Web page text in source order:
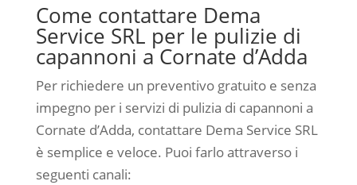
Come contattare Dema
Service SRL per le pulizie di
capannoni a Cornate d’Adda
Per richiedere un preventivo gratuito e senza
impegno per i servizi di pulizia di capannoni a
Cornate d’Adda, contattare Dema Service SRL
è semplice e veloce. Puoi farlo attraverso i
seguenti canali: